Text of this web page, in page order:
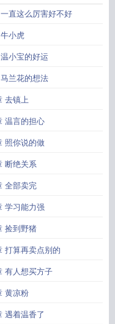
一胎两宝短剧一胎三宝娘亲不
又掉马了免费阅读 一胎六宝神医
娘亲马甲掉不停
双宝神医娘亲又掉马了
又怀孕了 一胎二宝神医娘亲太逆
腹黑一胎两宝爹地妈咪又怀了电
直这么厉害好不好
小虎
小宝的好运
兰花的想法
去镇上
温言的担心
照你说的做
断绝关系
全部卖完
学习能力强
捡到野猪
打算再卖点别的
有人想买方子
黄凉粉
遇着温香了